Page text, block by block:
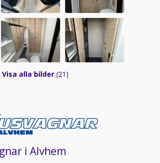
Visa alla bilder (21)
i Alvhem